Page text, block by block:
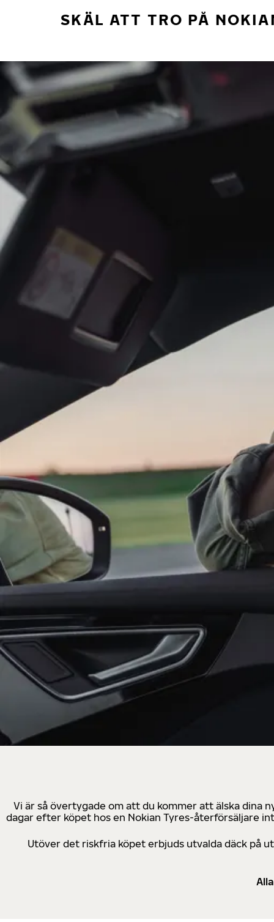
SKÄL ATT TRO PÅ
Vi är så övertygade om att du kommer att älska dina
dagar efter köpet hos en Nokian Tyres-återförsäljare
Utöver det riskfria köpet erbjuds utvalda däck på